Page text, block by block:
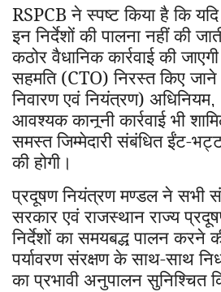
RSPCB ने स्पष्ट किया है कि
इन निर्देशों की पालना नहीं की
कठोर वैधानिक कार्रवाई की
सहमति (CTO) निरस्त किए
निवारण एवं नियंत्रण) अधिनियम,
आवश्यक कानूनी कार्रवाई भी
समस्त जिम्मेदारी संबंधित ईंट-
की होगी।
प्रदूषण नियंत्रण मण्डल ने सभी
सरकार एवं राजस्थान राज्य
निर्देशों का समयबद्ध पालन करने
पर्यावरण संरक्षण के साथ-साथ
का प्रभावी अनुपालन सुनिश्चित